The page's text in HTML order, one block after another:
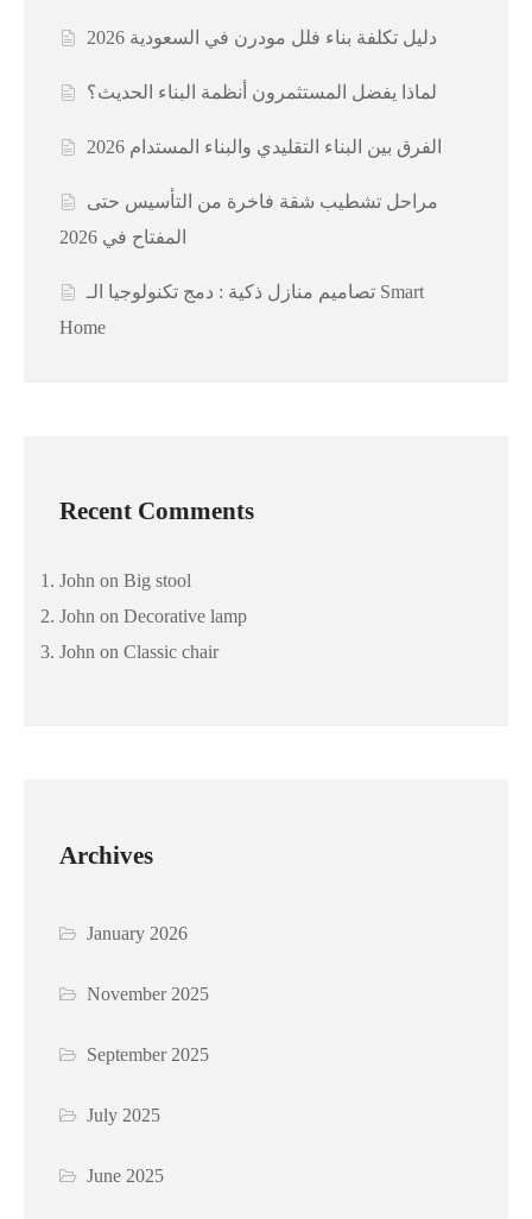
دليل تكلفة بناء فلل مودرن في السعودية 2026
لماذا يفضل المستثمرون أنظمة البناء الحديث؟
الفرق بين البناء التقليدي والبناء المستدام 2026
مراحل تشطيب شقة فاخرة من التأسيس حتى
المفتاح في 2026
تصاميم منازل ذكية : دمج تكنولوجيا الـ Smart
Home
Recent Comments
John on Big stool
John on Decorative lamp
John on Classic chair
Archives
January 2026
November 2025
September 2025
July 2025
June 2025